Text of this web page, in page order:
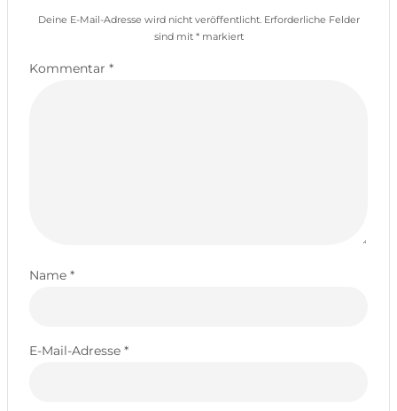
Deine E-Mail-Adresse wird nicht veröffentlicht. Erforderliche Felder
sind mit *markiert
Kommentar *
Name *
E-Mail-Adresse *